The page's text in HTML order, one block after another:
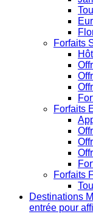
Forfaits
Forfaits
Forfaits
Destinations
entrée pour